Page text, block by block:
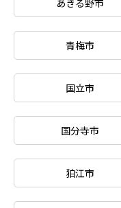
あきる野市
青梅市
国立市
国分寺市
狛江市